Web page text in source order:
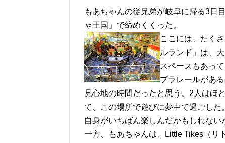
もあちゃんの従兄弟が岐阜に帰る3日
ゃ王国」で締めくくった。
ここには、たく
ルランド」は、
スペースもあっ
プラレールがあ
見心地の時間だったと思う。2人はほ
て、この場所で遊びに夢中で過ごし
自身がいちばん楽しんだかもしれない
一方、もあちゃんは、Little Tikes（リ